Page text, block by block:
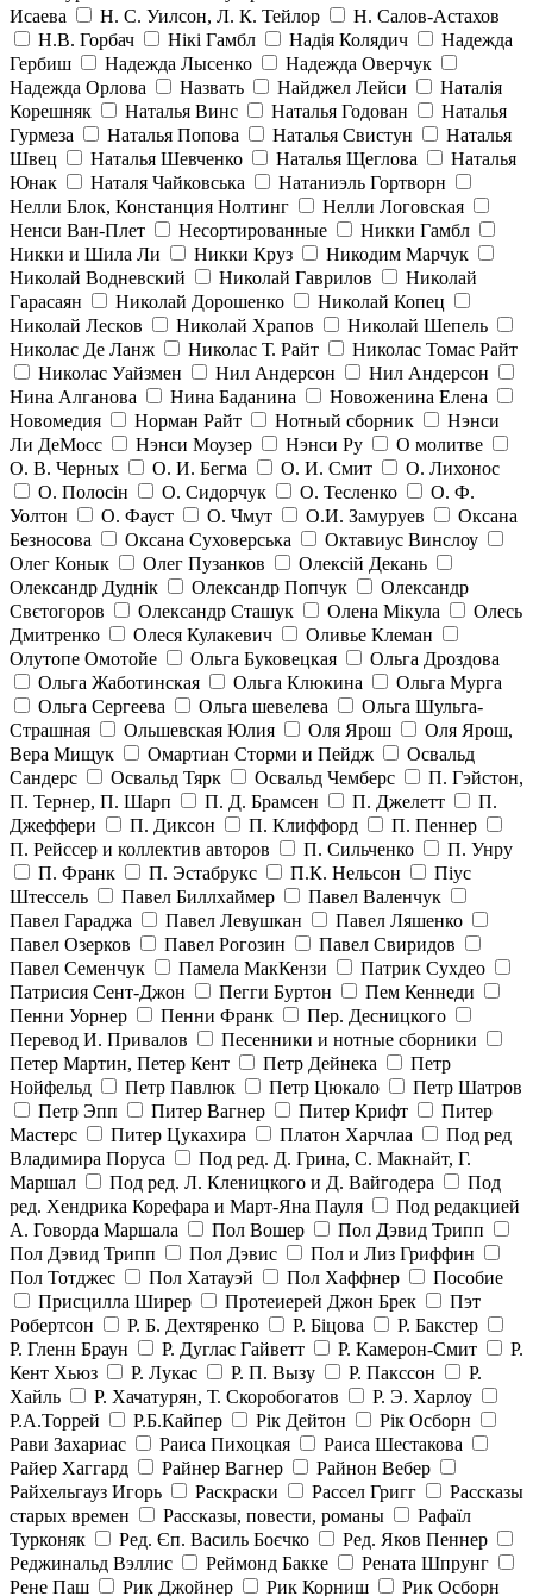
Исаева
Н. С. Уилсон, Л. К. Тейлор
Н. Салов-Астахов
Н.В. Горбач
Нікі Гамбл Надія Колядич
Надежда
Гербиш
Надежда Лысенко
Надежда Оверчук
Надежда Орлова
Назвать Найджел Лейси
Наталія
Корешняк
Наталья Винс Наталья Годован
Наталья
Гурмеза
Наталья Попова Наталья Свистун
Наталья
Швец
Наталья Шевченко Наталья Щеглова
Наталья
Юнак
Наталя Чайковська
Натаниэль Гортворн
Нелли Блок, Констанция Нолтинг
Нелли Логовская
Ненси Ван-Плет
Несортированные
Никки Гамбл
Никки и Шила Ли
Никки Круз
Никодим Марчук
Николай Водневский
Николай Гаврилов
Николай
Гарасаян
Николай Дорошенко
Николай Копец
Николай Лесков
Николай Храпов
Николай Шепель
Николас Де Ланж
Николас Т. Райт
Николас Томас Райт
Николас Уайзмен
Нил Андерсон
Нил Андерсон
Нина Алганова
Нина Баданина
Новоженина Елена
Новомедия
Норман Райт Нотный сборник
Нэнси
Ли ДеМосс
Нэнси Моузер Нэнси Ру
О молитве
О. В. Черных
О. И. Бегма О. И. Смит
О. Лихонос
О. Полосін
О. Сидорчук О. Тесленко
О. Ф.
Уолтон
О. Фауст О. Чмут О.И. Замуруев
Оксана
Безносова
Оксана Суховерська
Октавиус Винслоу
Олег Конык
Олег Пузанков
Олексій Декань
Олександр Дуднік
Олександр Попчук
Олександр
Свєтогоров
Олександр Сташук Олена Мікула
Олесь
Дмитренко
Олеся Кулакевич
Оливье Клеман
Олутопе Омотойе
Ольга Буковецкая
Ольга Дроздова
Ольга Жаботинская
Ольга Клюкина
Ольга Мурга
Ольга Сергеева
Ольга шевелева
Ольга Шульга-
Страшная
Ольшевская Юлия Оля Ярош
Оля Ярош,
Вера Мищук
Омартиан Сторми и Пейдж
Освальд
Сандерс
Освальд Тярк Освальд Чемберс
П. Гэйстон,
П. Тернер, П. Шарп
П. Д. Брамсен П. Джелетт
П.
Джеффери
П. Диксон П. Клиффорд
П. Пеннер
П. Рейссер и коллектив авторов
П. Сильченко
П. Унру
П. Франк
П. Эстабрукс П.К. Нельсон
Піус
Штессель
Павел Биллхаймер
Павел Валенчук
Павел Гараджа
Павел Левушкан
Павел Ляшенко
Павел Озерков
Павел Рогозин
Павел Свиридов
Павел Семенчук
Памела МакКензи
Патрик Сухдео
Патрисия Сент-Джон
Пегги Буртон
Пем Кеннеди
Пенни Уорнер
Пенни Франк
Пер. Десницкого
Перевод И. Привалов
Песенники и нотные сборники
Петер Мартин, Петер Кент
Петр Дейнека
Петр
Нойфельд
Петр Павлюк Петр Цюкало
Петр Шатров
Петр Эпп
Питер Вагнер Питер Крифт
Питер
Мастерс
Питер Цукахира Платон Харчлаа
Под ред
Владимира Поруса
Под ред. Д. Грина, С. Макнайт, Г.
Маршал
Под ред. Л. Кленицкого и Д. Вайгодера
Под
ред. Хендрика Корефара и Март-Яна Пауля
Под редакцией
А. Говорда Маршала
Пол Вошер
Пол Дэвид Трипп
Пол Дэвид Трипп
Пол Дэвис
Пол и Лиз Гриффин
Пол Тотджес
Пол Хатауэй Пол Хаффнер
Пособие
Присцилла Ширер
Протеиерей Джон Брек
Пэт
Робертсон
Р. Б. Дехтяренко Р. Біцова
Р. Бакстер
Р. Гленн Браун
Р. Дуглас Гайветт Р. Камерон-Смит
Р.
Кент Хьюз
Р. Лукас Р. П. Вызу Р. Пакссон
Р.
Хайль
Р. Хачатурян, Т. Скоробогатов
Р. Э. Харлоу
Р.А.Торрей
Р.Б.Кайпер Рік Дейтон
Рік Осборн
Рави Захариас
Раиса Пихоцкая
Раиса Шестакова
Райер Хаггард
Райнер Вагнер
Райнон Вебер
Райхельгауз Игорь
Раскраски Рассел Григг
Рассказы
старых времен
Рассказы, повести, романы
Рафаїл
Турконяк
Ред. Єп. Василь Боєчко
Ред. Яков Пеннер
Реджинальд Вэллис
Реймонд Бакке
Рената Шпрунг
Рене Паш
Рик Джойнер Рик Корниш Рик Осборн